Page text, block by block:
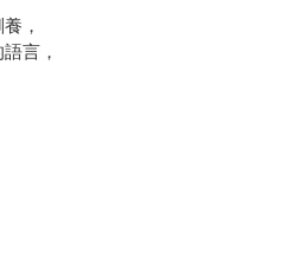
。 《教育應該不一樣》 以為犧
自己。本書直面痛處，擘畫改革
存鬥爭思維，拋棄操控、抹黑、
曲力場」鮮活熱烈描繪「很困難
不再開闊我們眼界，反而片面、
台灣做不到」，文化上淪為亡國
會偉大。
，
言，